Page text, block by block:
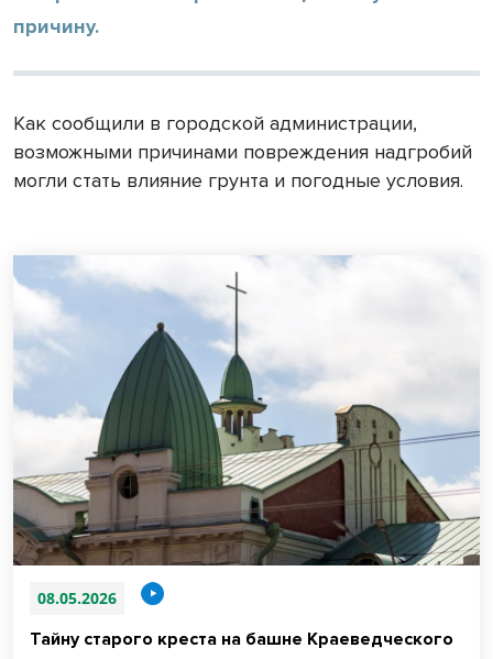
причину.
Как сообщили в городской администрации,
возможными причинами повреждения надгробий
могли стать влияние грунта и погодные условия.
08.05.2026
Тайну старого креста на башне Краеведческого